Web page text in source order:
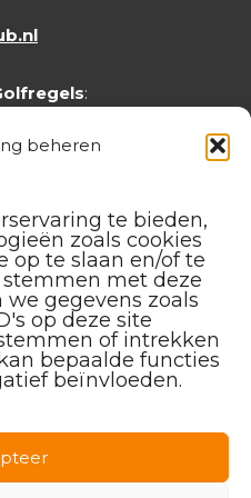
beheren
te bieden,
zoals cookies
op te slaan en/of te
met deze
gegevens zoals
op deze site
of intrekken
bepaalde functies
beïnvloeden.
met een
Boek dan een les
snel op Golfpark De
: